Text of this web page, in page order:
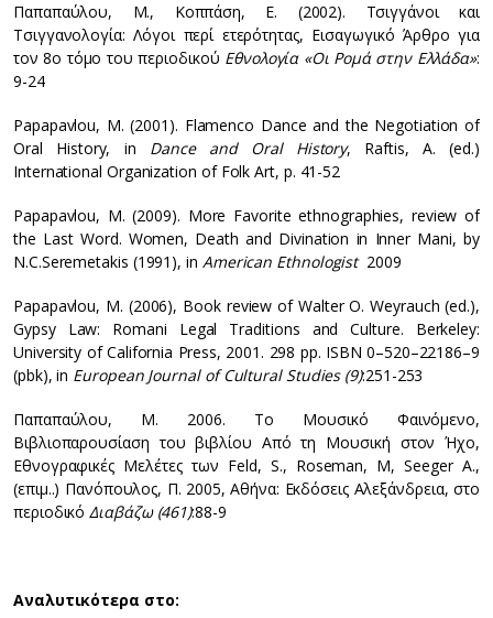
Παπαπαύλου, Μ., Κοππάση, Ε. (2002). Τσιγγάνοι και
Τσιγγανολογία: Λόγοι περί ετερότητας, Εισαγωγικό Άρθρο για
τον 8ο τόμο του περιοδικού Εθνολογία «Οι Ρομά στην Ελλάδα»:
9-24
Papapavlou, M. (2001). Flamenco Dance and the Negotiation of
Oral History, in Dance and Oral History, Raftis, A. (ed.)
International Organization of Folk Art, p. 41-52
Papapavlou, M. (2009). More Favorite ethnographies, review of
the Last Word. Women, Death and Divination in Inner Mani, by
N.C.Seremetakis (1991), in American Ethnologist2009
Papapavlou, M. (2006), Book review of Walter O. Weyrauch (ed.),
Gypsy Law: Romani Legal Traditions and Culture. Berkeley:
University of California Press, 2001. 298 pp. ISBN 0–520–22186–9
(pbk), in European Journal of Cultural Studies (9):251-253
Παπαπαύλου, Μ. 2006. Το Μουσικό Φαινόμενο,
Βιβλιοπαρουσίαση του βιβλίου Από τη Μουσική στον Ήχο,
Εθνογραφικές Μελέτες των Feld, S., Roseman, M, Seeger A.,
(επιμ..) Πανόπουλος, Π. 2005, Αθήνα: Εκδόσεις Αλεξάνδρεια, στο
περιοδικόΔιαβάζω (461):88-9
Αναλυτικότερα στο: